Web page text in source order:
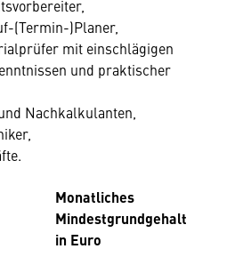
(Termin-)Planer,
mit einschlägigen
und praktischer
Nachkalkulanten,
Monatliches
Mindestgrundgehalt
in Euro